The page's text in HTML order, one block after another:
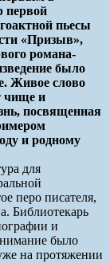
первой
пьесы
«Призыв»,
романа-
было
Живое слово
чище и
посвященная
и родному
для
перо писателя,
Библиотекарь
и
было
на протяжении